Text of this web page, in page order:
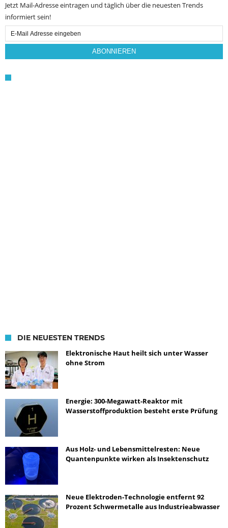
Jetzt Mail-Adresse eintragen und täglich über die neuesten Trends
informiert sein!
Email
Subscription
ABONNIEREN
DIE NEUESTEN TRENDS
Elektronische Haut heilt sich unter Wasser
ohne Strom
Energie: 300-Megawatt-Reaktor mit
Wasserstoffproduktion besteht erste Prüfung
Aus Holz- und Lebensmittelresten: Neue
Quantenpunkte wirken als Insektenschutz
Neue Elektroden-Technologie entfernt 92
Prozent Schwermetalle aus Industrieabwasser